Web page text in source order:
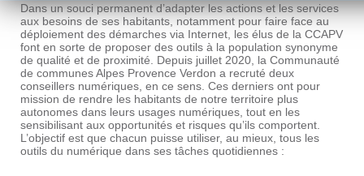
Dans un souci permanent d’adapter les actions et les services
aux besoins de ses habitants, notamment pour faire face au
déploiement des démarches via Internet, les élus de la CCAPV
font en sorte de proposer des outils à la population synonyme
de qualité et de proximité. Depuis juillet 2020, la Communauté
de communes Alpes Provence Verdon a recruté deux
conseillers numériques, en ce sens. Ces derniers ont pour
mission de rendre les habitants de notre territoire plus
autonomes dans leurs usages numériques, tout en les
sensibilisant aux opportunités et risques qu’ils comportent.
L’objectif est que chacun puisse utiliser, au mieux, tous les
outils du numérique dans ses tâches quotidiennes :